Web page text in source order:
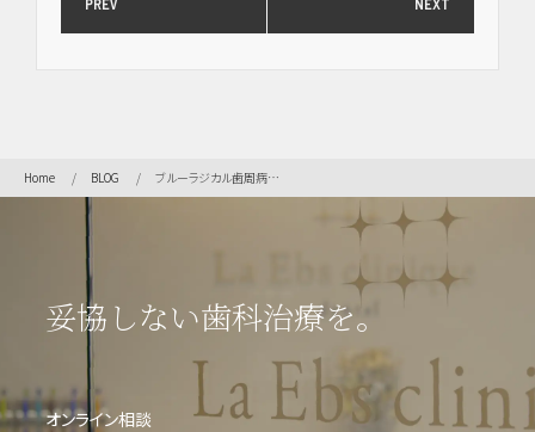
Home BLOG ブルーラジカル歯周病治療のデメリットとは？メリットも含めて歯科医師が解説
PREV NEXT
妥協しない歯科治療を。
オンライン相談